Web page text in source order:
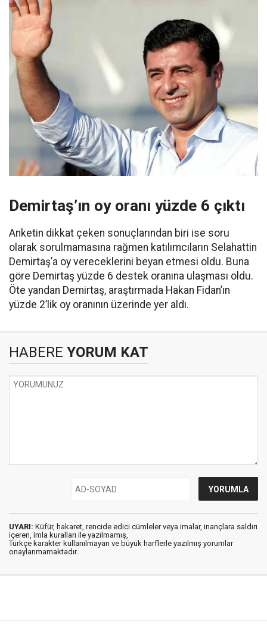
Demirtaş’ın oy oranı yüzde 6 çıktı
Anketin dikkat çeken sonuçlarından biri ise soru
olarak sorulmamasına rağmen katılımcıların Selahattin
Demirtaş’a oy vereceklerini beyan etmesi oldu. Buna
göre Demirtaş yüzde 6 destek oranına ulaşması oldu.
Öte yandan Demirtaş, araştırmada Hakan Fidan’ın
yüzde 2’lik oy oranının üzerinde yer aldı.
HABERE YORUM KAT
UYARI: Küfür, hakaret, rencide edici cümleler veya imalar, inançlara saldırı
içeren, imla kuralları ile yazılmamış,
Türkçe karakter kullanılmayan ve büyük harflerle yazılmış yorumlar
onaylanmamaktadır.